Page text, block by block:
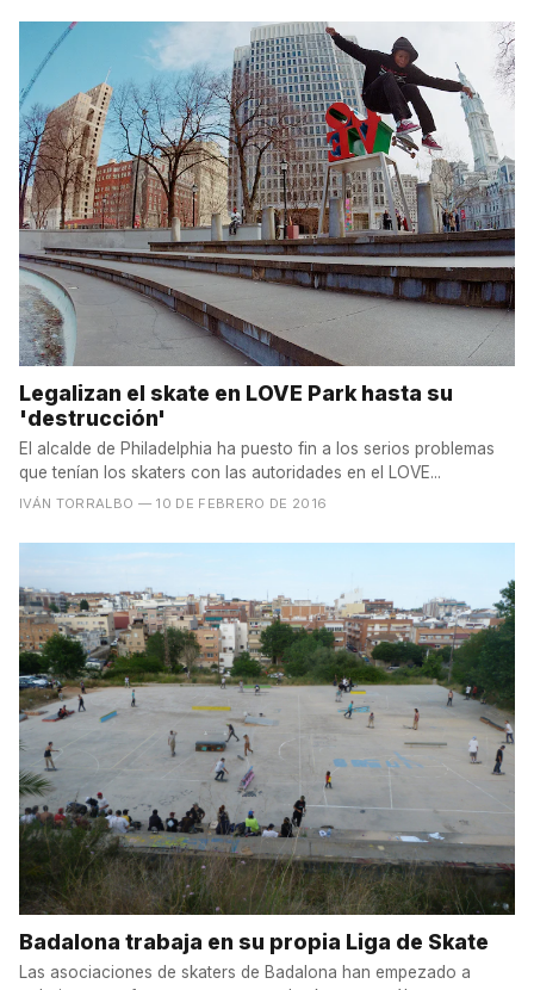
Legalizan el skate en LOVE Park hasta su
'destrucción'
El alcalde de Philadelphia ha puesto fin a los serios problemas
que tenían los skaters con las autoridades en el LOVE...
IVÁN TORRALBO — 10 DE FEBRERO DE 2016
Badalona trabaja en su propia Liga de Skate
Las asociaciones de skaters de Badalona han empezado a